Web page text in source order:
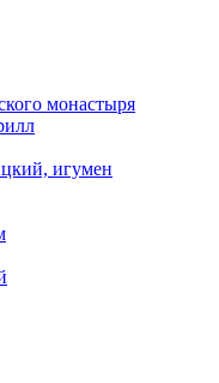
монастыря
игумен